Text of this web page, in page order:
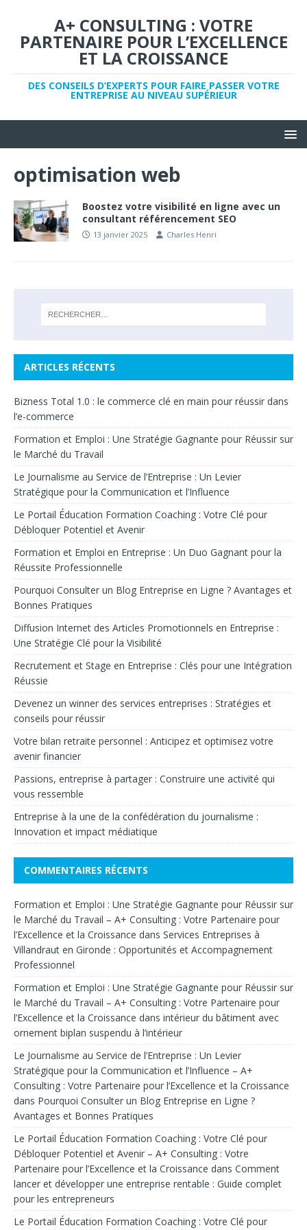
A+ CONSULTING : VOTRE
PARTENAIRE POUR L’EXCELLENCE
ET LA CROISSANCE
DES CONSEILS D’EXPERTS POUR FAIRE PASSER VOTRE
ENTREPRISE AU NIVEAU SUPÉRIEUR
optimisation web
Boostez votre visibilité en ligne avec un
consultant référencement SEO
13 janvier 2025 Charles Henri
ARTICLES RÉCENTS
Bizness Total 1.0 : le commerce clé en main pour réussir dans
l’e-commerce
Formation et Emploi : Une Stratégie Gagnante pour Réussir sur
le Marché du Travail
Le Journalisme au Service de l’Entreprise : Un Levier
Stratégique pour la Communication et l’Influence
Le Portail Éducation Formation Coaching : Votre Clé pour
Débloquer Potentiel et Avenir
Formation et Emploi en Entreprise : Un Duo Gagnant pour la
Réussite Professionnelle
Pourquoi Consulter un Blog Entreprise en Ligne ? Avantages et
Bonnes Pratiques
Diffusion Internet des Articles Promotionnels en Entreprise :
Une Stratégie Clé pour la Visibilité
Recrutement et Stage en Entreprise : Clés pour une Intégration
Réussie
Devenez un winner des services entreprises : Stratégies et
conseils pour réussir
Votre bilan retraite personnel : Anticipez et optimisez votre
avenir financier
Passions, entreprise à partager : Construire une activité qui
vous ressemble
Entreprise à la une de la confédération du journalisme :
Innovation et impact médiatique
COMMENTAIRES RÉCENTS
Formation et Emploi : Une Stratégie Gagnante pour Réussir sur
le Marché du Travail – A+ Consulting : Votre Partenaire pour
l’Excellence et la Croissance dans Services Entreprises à
Villandraut en Gironde : Opportunités et Accompagnement
Professionnel
Formation et Emploi : Une Stratégie Gagnante pour Réussir sur
le Marché du Travail – A+ Consulting : Votre Partenaire pour
l’Excellence et la Croissance dans intérieur du bâtiment avec
ornement biplan suspendu à l’intérieur
Le Journalisme au Service de l’Entreprise : Un Levier
Stratégique pour la Communication et l’Influence – A+
Consulting : Votre Partenaire pour l’Excellence et la Croissance
dans Pourquoi Consulter un Blog Entreprise en Ligne ?
Avantages et Bonnes Pratiques
Le Portail Éducation Formation Coaching : Votre Clé pour
Débloquer Potentiel et Avenir – A+ Consulting : Votre
Partenaire pour l’Excellence et la Croissance dans Comment
lancer et développer une entreprise rentable : Guide complet
pour les entrepreneurs
Le Portail Éducation Formation Coaching : Votre Clé pour